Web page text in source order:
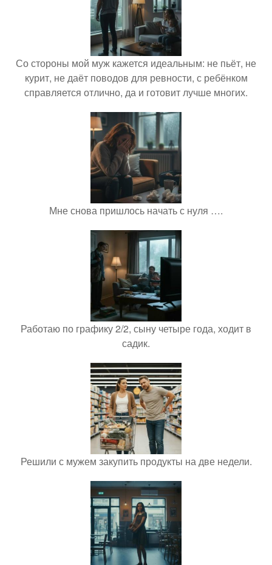
Со стороны мой муж кажется идеальным: не пьёт, не
курит, не даёт поводов для ревности, с ребёнком
справляется отлично, да и готовит лучше многих.
Мне снова пришлось начать с нуля ….
Работаю по графику 2/2, сыну четыре года, ходит в
садик.
Решили с мужем закупить продукты на две недели.